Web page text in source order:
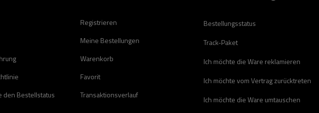
den Bestellstatus
Registrieren
Meine Bestellungen
Warenkorb
Favorit
Transaktionsverlauf
Bestellungsstatus
Track-Paket
Ich möchte die Ware reklamieren
Ich möchte vom Vertrag zurücktreten
Ich möchte die Ware umtauschen